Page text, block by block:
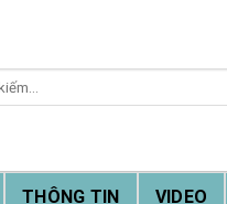
THÔNG TIN VIDEO